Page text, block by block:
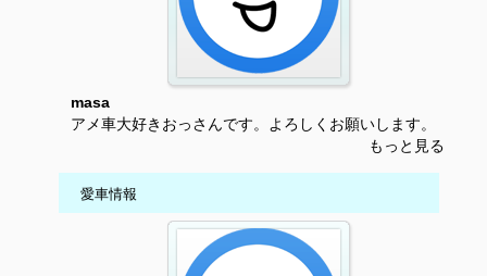
masa
アメ車大好きおっさんです。よろしくお願いします。
もっと見る
愛車情報